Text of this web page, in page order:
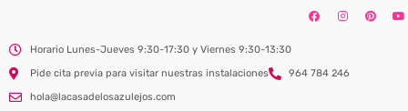
Horario Lunes-Jueves 9:30-17:30 y Viernes 9:30-13:30
Pide cita previa para visitar nuestras instalaciones
964 784 246
hola@lacasadelosazulejos.com